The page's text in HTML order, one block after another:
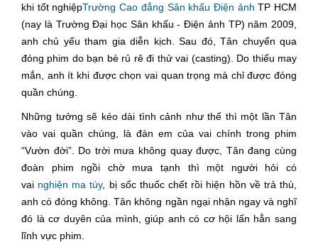
khi tốt nghiệpTrường Cao đẳng Sân khấu Điện ảnh TP HCM
(nay là Trường Đại học Sân khấu - Điện ảnh TP) năm 2009,
anh chủ yếu tham gia diễn kịch. Sau đó, Tân chuyển qua
đóng phim do bạn bè rủ rê đi thử vai (casting). Do thiếu may
mắn, anh ít khi được chọn vai quan trọng mà chỉ được đóng
quần chúng.
Những tưởng sẽ kéo dài tình cảnh như thế thì một lần Tân
vào vai quần chúng, là đàn em của vai chính trong phim
“Vườn đời”. Do trời mưa không quay được, Tân đang cùng
đoàn phim ngồi chờ mưa tạnh thì một người hỏi có
vai nghiện ma túy, bị sốc thuốc chết rồi hiện hồn về trả thù,
anh có đóng không. Tân không ngần ngại nhận ngay và nghĩ
đó là cơ duyên của mình, giúp anh có cơ hội lấn hẳn sang
lĩnh vực phim.